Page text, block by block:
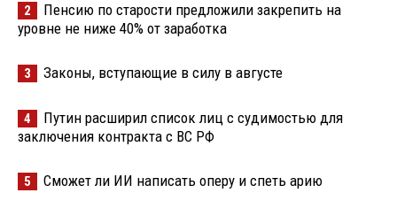
2
Пенсию по старости предложили закрепить на
уровне не ниже 40% от заработка
3 Законы, вступающие в силу в августе
4
Путин расширил список лиц с судимостью для
заключения контракта с ВС РФ
5 Сможет ли ИИ написать оперу и спеть арию